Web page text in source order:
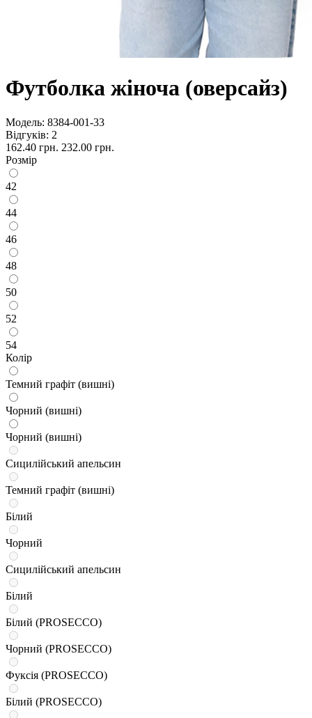
Футболка жіноча (оверсайз)
Модель: 8384-001-33
Відгуків: 2
162.40 грн. 232.00 грн.
Розмір
42
44
46
48
50
52
54
Колір
Темний графіт (вишні)
Чорний (вишні)
Чорний (вишні)
Сицилійський апельсин
Темний графіт (вишні)
Білий
Чорний
Сицилійський апельсин
Білий
Білий (PROSECCO)
Чорний (PROSECCO)
Фуксія (PROSECCO)
Білий (PROSECCO)